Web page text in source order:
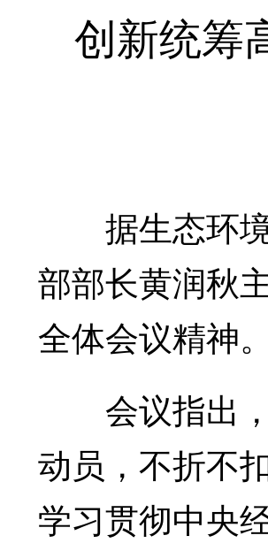
创新统筹
据生态环境
部部长黄润秋
全体会议精神
会议指出，
动员，不折不
学习贯彻中央